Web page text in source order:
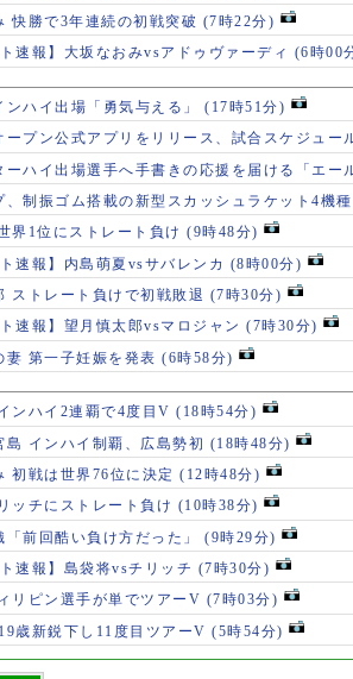
快勝で3年連続の初戦突破 (7時22分)
ト速報】大坂なおみvsアドゥヴァーディ (6時00
ンハイ出場「勇気与える」 (17時51分)
ープン公式アプリをリリース、試合スケジュー
ーハイ出場選手へ手書きの応援を届ける「エー
、制振ゴム搭載の新型スカッシュラケット4機
界1位にストレート負け (9時48分)
ト速報】内島萌夏vsサバレンカ (8時00分)
ストレート負けで初戦敗退 (7時30分)
ト速報】望月慎太郎vsマロジャン (7時30分)
妻 第一子妊娠を発表 (6時58分)
ンハイ2連覇で4度目V (18時54分)
島 インハイ制覇、広島勢初 (18時48分)
初戦は世界76位に決定 (12時48分)
ッチにストレート負け (10時38分)
「前回酷い負け方だった」 (9時29分)
ト速報】島袋将vsチリッチ (7時30分)
リピン選手が単でツアーV (7時03分)
歳新鋭下し11度目ツアーV (5時54分)